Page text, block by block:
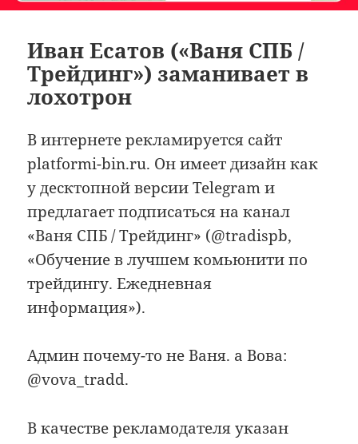
Иван Есатов («Ваня СПБ /
Трейдинг») заманивает в
лохотрон
В интернете рекламируется сайт
platformi-bin.ru. Он имеет дизайн как
у десктопной версии Telegram и
предлагает подписаться на канал
«Ваня СПБ / Трейдинг» (@tradispb,
«Обучение в лучшем комьюнити по
трейдингу. Ежедневная
информация»).
Админ почему-то не Ваня. а Вова:
@vova_tradd.
В качестве рекламодателя указан